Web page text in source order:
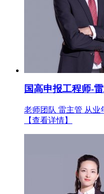
国高申报工程师-
老师团队 雷主管 从业
【查看详情】